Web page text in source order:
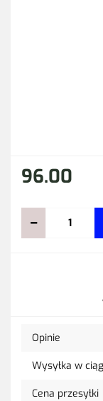
96.00
Opinie
Wysyłka w
Cena przesyłki